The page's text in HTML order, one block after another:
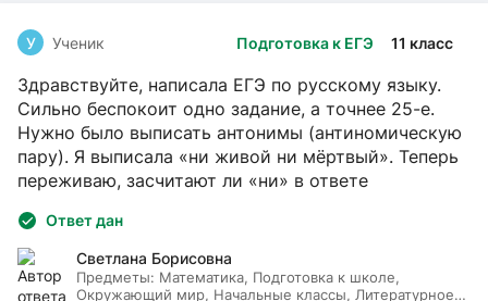
Подготовка к ЕГЭ 11 класс
У Ученик
Здравствуйте, написала ЕГЭ по русскому языку.
Сильно беспокоит одно задание, а точнее 25-е.
Нужно было выписать антонимы (антиномическую
пару). Я выписала «ни живой ни мёртвый». Теперь
переживаю, засчитают ли «ни» в ответе
Ответ дан
Светлана Борисовна
Предметы: Математика, Подготовка к школе,
Окружающий мир, Начальные классы, Литературное